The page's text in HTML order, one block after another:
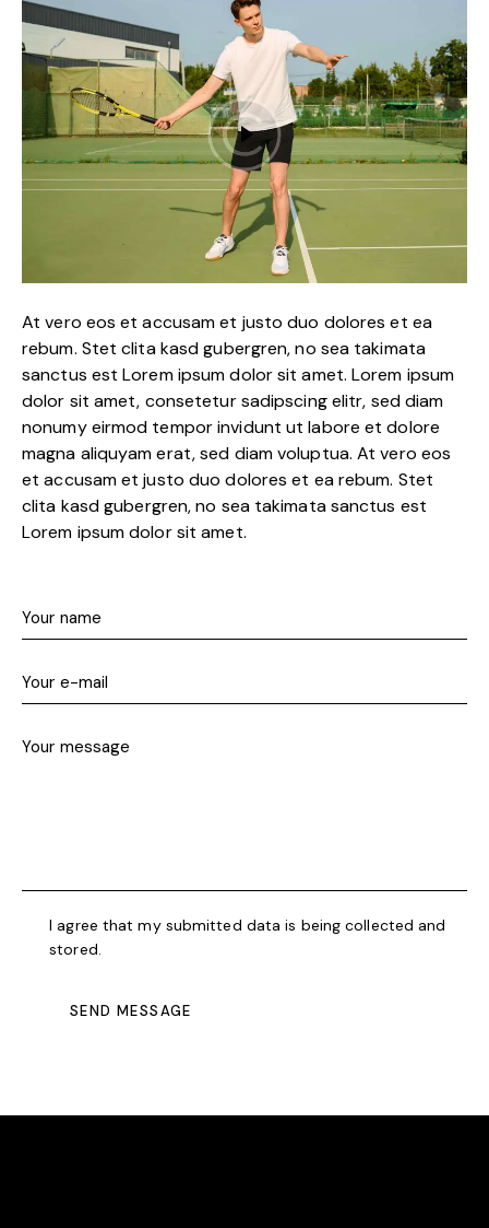
At vero eos et accusam et justo duo dolores et ea
rebum. Stet clita kasd gubergren, no sea takimata
sanctus est Lorem ipsum dolor sit amet. Lorem ipsum
dolor sit amet, consetetur sadipscing elitr, sed diam
nonumy eirmod tempor invidunt ut labore et dolore
magna aliquyam erat, sed diam voluptua. At vero eos
et accusam et justo duo dolores et ea rebum. Stet
clita kasd gubergren, no sea takimata sanctus est
Lorem ipsum dolor sit amet.
I agree that my submitted data is being collected and
stored.
SEND MESSAGE